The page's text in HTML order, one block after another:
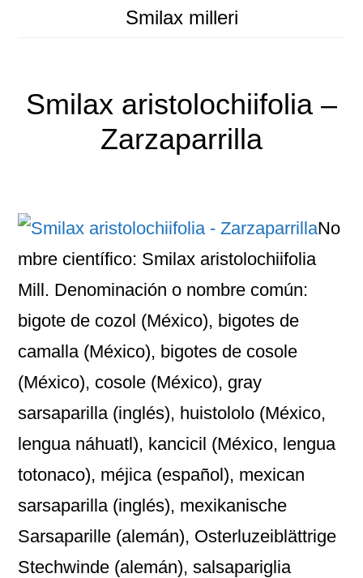
Smilax milleri
Smilax aristolochiifolia –
Zarzaparrilla
No
mbre científico: Smilax aristolochiifolia
Mill. Denominación o nombre común:
bigote de cozol (México), bigotes de
camalla (México), bigotes de cosole
(México), cosole (México), gray
sarsaparilla (inglés), huistololo (México,
lengua náhuatl), kancicil (México, lengua
totonaco), méjica (español), mexican
sarsaparilla (inglés), mexikanische
Sarsaparille (alemán), Osterluzeiblättrige
Stechwinde (alemán), salsapariglia